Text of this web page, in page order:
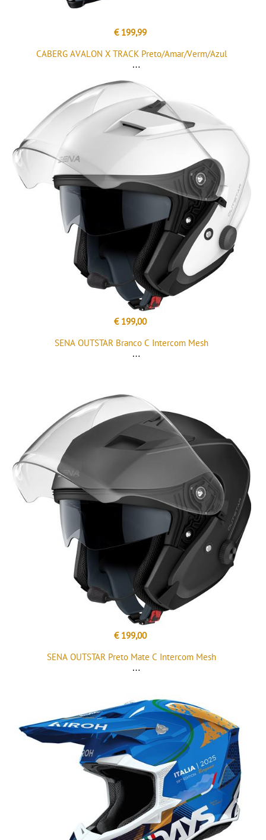
€ 199,99
CABERG AVALON X TRACK Preto/Amar/Verm/Azul
€ 199,00
SENA OUTSTAR Branco C Intercom Mesh
€ 199,00
SENA OUTSTAR Preto Mate C Intercom Mesh